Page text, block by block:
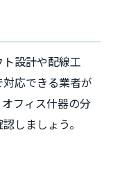
設計や配線工
応できる業者が
フィス什器の分
しましょう。